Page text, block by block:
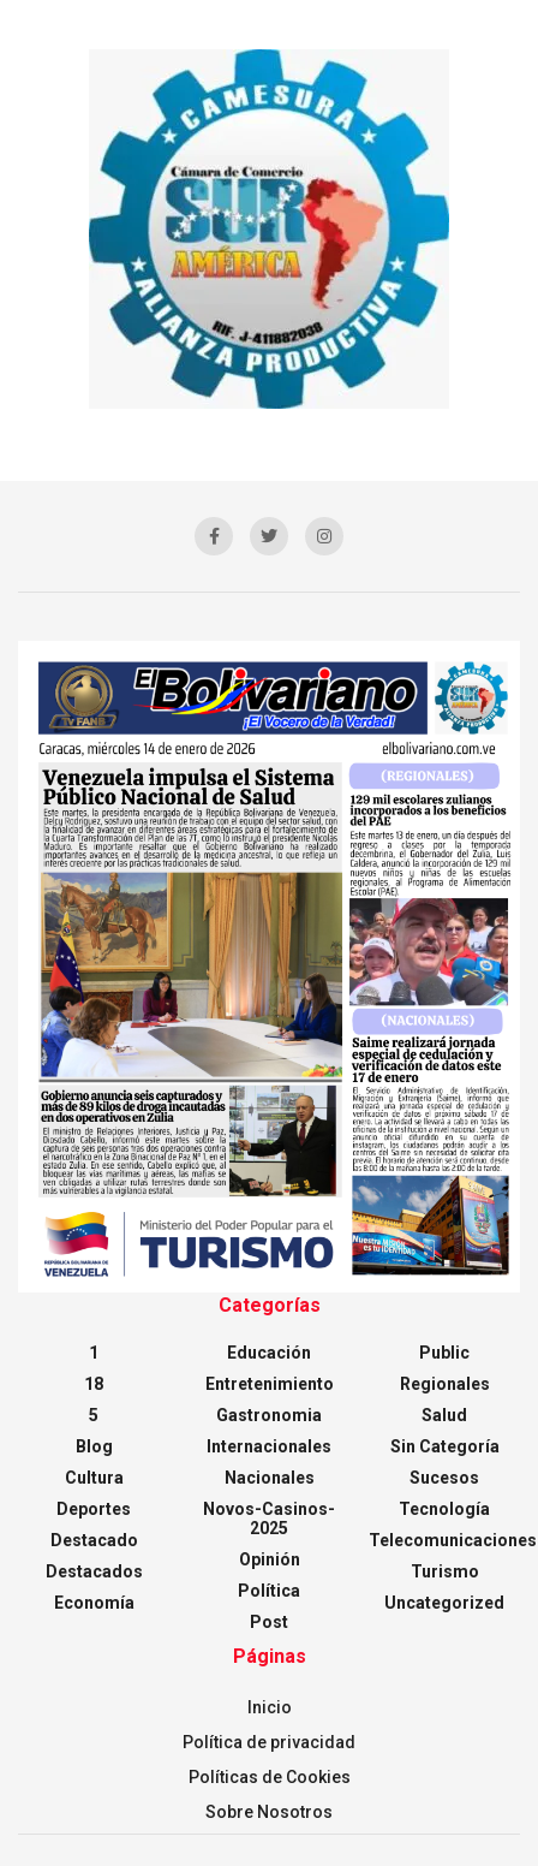
Categorías
1
18
5
Blog
Cultura
Deportes
Destacado
Destacados
Economía
Educación
Entretenimiento
Gastronomia
Internacionales
Nacionales
Novos-Casinos-
2025
Opinión
Política
Post
Public
Regionales
Salud
Sin Categoría
Sucesos
Tecnología
Telecomunicaciones
Turismo
Uncategorized
Páginas
Inicio
Política de privacidad
Políticas de Cookies
Sobre Nosotros